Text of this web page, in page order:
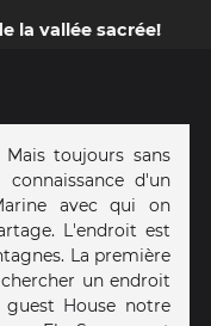
la vallée sacrée!
toujours sans
d'un
avec qui on
L'endroit est
La première
un endroit
House notre